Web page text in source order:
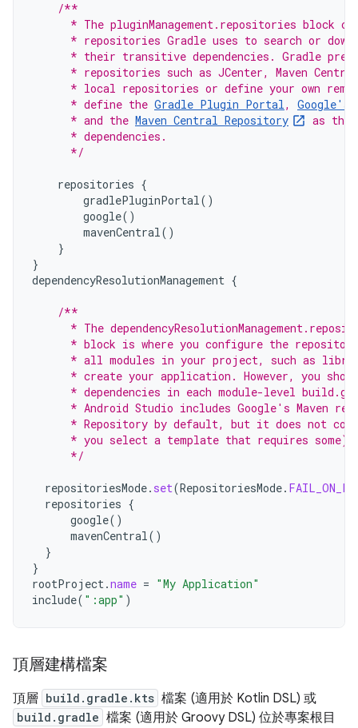
/**
* The pluginManagement.repositories block
* repositories Gradle uses to search or
* their transitive dependencies. Gradle
* repositories such as JCenter, Maven
* local repositories or define your own
      * define the
Gradle Plugin Portal, Google's
      * and the
Maven Central Repository
as the
      * dependencies.
      */
repositories {
gradlePluginPortal()
google()
mavenCentral()
}
}
dependencyResolutionManagement {
/**
* The
* block is where you configure the
* all modules in your project, such as
* create your application. However, you
* dependencies in each module-level
* Android Studio includes Google's Maven
* Repository by default, but it does not
      * you select a template that requires some).
      */
repositoriesMode. set(RepositoriesMode.
repositories {
google()
mavenCentral()
}
}
rootProject.name = "My Application"
include( ":app" )
頂層建構檔案
頂層 build.gradle.kts 檔案 (適用於 Kotlin DSL) 或
build.gradle 檔案 (適用於 Groovy DSL) 位於專案根目